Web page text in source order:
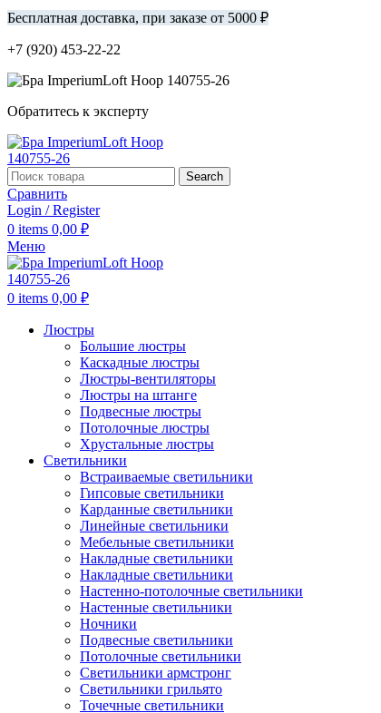
Бесплатная доставка, при заказе от 5000 ₽
+7 (920) 453-22-22
Обратитесь к эксперту
Search
Сравнить
Login / Register
0 items 0,00 ₽
Меню
0 items 0,00 ₽
Люстры
Большие люстры
Каскадные люстры
Люстры-вентиляторы
Люстры на штанге
Подвесные люстры
Потолочные люстры
Хрустальные люстры
Светильники
Встраиваемые светильники
Гипсовые светильники
Карданные светильники
Линейные светильники
Мебельные светильники
Накладные светильники
Накладные светильники
Настенно-потолочные светильники
Настенные светильники
Ночники
Подвесные светильники
Потолочные светильники
Светильники армстронг
Светильники грильято
Точечные светильники